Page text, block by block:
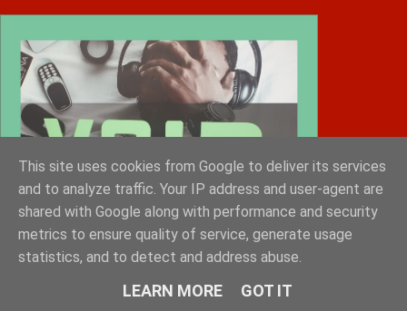
This site uses cookies from Google to deliver its services
and to analyze traffic. Your IP address and user-agent are
shared with Google along with performance and security
metrics to ensure quality of service, generate usage
statistics, and to detect and address abuse.
LEARN MORE GOT IT